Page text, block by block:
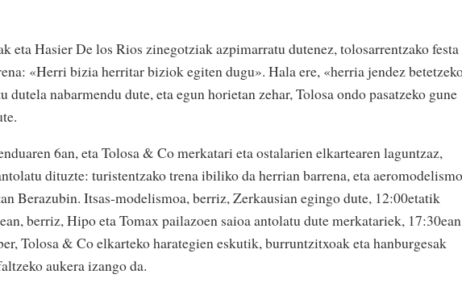
eta Hasier De los Rios zinegotziak azpimarratu dutenez, tolosarrentzako festa
«Herri bizia herritar biziok egiten dugu». Hala ere, «herria jendez
dutela nabarmendu dute, eta egun horietan zehar, Tolosa ondo pasatzeko gune
6an, eta Tolosa & Co merkatari eta ostalarien elkartearen laguntzaz,
dituzte: turistentzako trena ibiliko da herrian barrena, eta
Berazubin. Itsas-modelismoa, berriz, Zerkausian egingo dute, 12:00etatik
berriz, Hipo eta Tomax pailazoen saioa antolatu dute merkatariek,
Tolosa & Co elkarteko harategien eskutik, burruntzitxoak eta hanburgesak
aukera izango da.